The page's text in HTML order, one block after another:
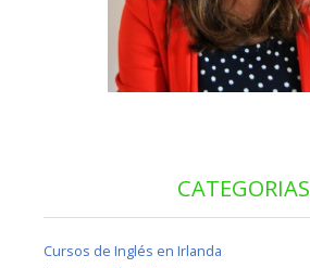
CATEGORIAS
Cursos de Inglés en Irlanda